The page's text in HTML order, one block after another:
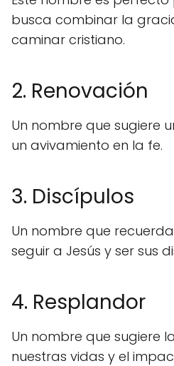
busca combinar la
caminar cristiano.
2. Renovación
Un nombre que sugiere
un avivamiento en la fe.
3. Discípulos
Un nombre que
seguir a Jesús y ser sus
4. Resplandor
Un nombre que sugiere
nuestras vidas y el